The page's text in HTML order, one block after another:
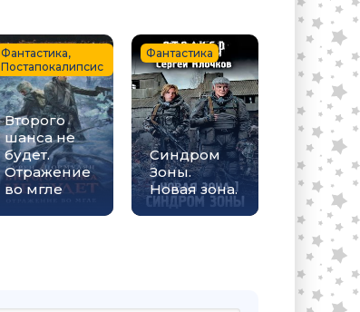
Второго
шанса не
будет.
Отражение
во мгле
Фантастика,
Постапокалипсис
Синдром
Зоны.
Новая зона.
Фантастика